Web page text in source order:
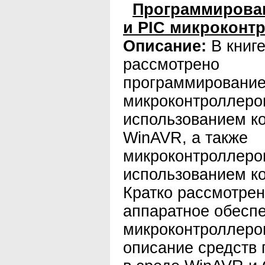
и PIC
Описание: В книге
рассмотрено
использованием
WinAVR, а также
использованием
Кратко
аппаратное
описание средств